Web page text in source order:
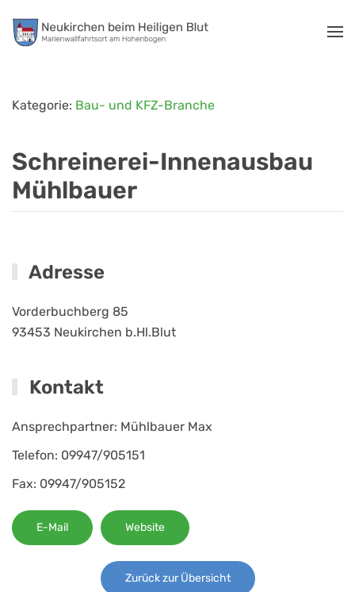
Zum Hauptinhalt springen
Kategorie: Bau- und KFZ-Branche
Schreinerei-Innenausbau
Mühlbauer
Adresse
Vorderbuchberg 85
93453 Neukirchen b.Hl.Blut
Kontakt
Ansprechpartner: Mühlbauer Max
Telefon: 09947/905151
Fax: 09947/905152
E-Mail Website
Zurück zur Übersicht